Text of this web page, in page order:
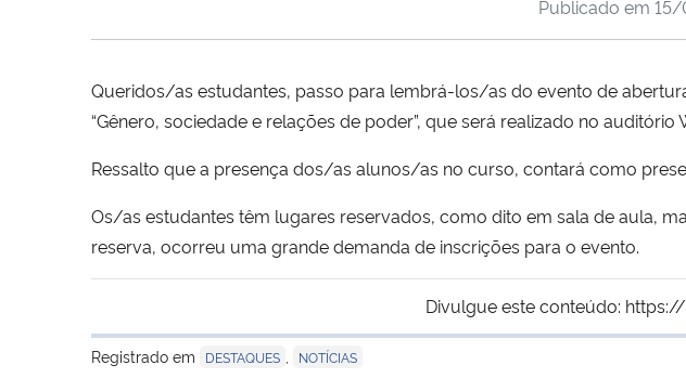
Publicado em 15/
Queridos/as estudantes, passo para lembrá-los/as do evento de
“Gênero, sociedade e relações de poder”, que será realizado no auditório
Ressalto que a presença dos/as alunos/as no curso, contará como
Os/as estudantes têm lugares reservados, como dito em sala de aula,
reserva, ocorreu uma grande demanda de inscrições para o evento.
Divulgue este conteúdo:
Registrado em
DESTAQUES NOTÍCIAS